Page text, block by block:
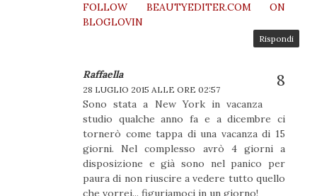
FOLLOW BEAUTYEDITER.COM ON
BLOGLOVIN
Rispondi
Raffaella
28 LUGLIO 2015 ALLE ORE 02:57
Sono stata a New York in vacanza
studio qualche anno fa e a dicembre ci
tornerò come tappa di una vacanza di 15
giorni. Nel complesso avrò 4 giorni a
disposizione e già sono nel panico per
paura di non riuscire a vedere tutto quello
che vorrei... figuriamoci in un giorno!